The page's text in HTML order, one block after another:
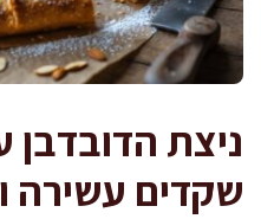
ניצת
שקדים עשירה